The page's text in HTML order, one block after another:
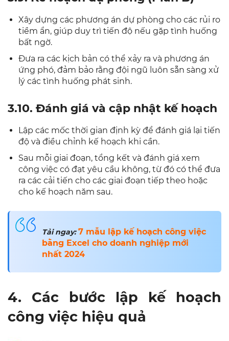
Xây dựng các phương án dự phòng cho các rủi ro
tiềm ẩn, giúp duy trì tiến độ nếu gặp tình huống
bất ngờ.
Đưa ra các kịch bản có thể xảy ra và phương án
ứng phó, đảm bảo rằng đội ngũ luôn sẵn sàng xử
lý các tình huống phát sinh.
3.10. Đánh giá và cập nhật kế hoạch
Lập các mốc thời gian định kỳ để đánh giá lại tiến
độ và điều chỉnh kế hoạch khi cần.
Sau mỗi giai đoạn, tổng kết và đánh giá xem
công việc có đạt yêu cầu không, từ đó có thể đưa
ra các cải tiến cho các giai đoạn tiếp theo hoặc
cho kế hoạch năm sau.
Tải ngay:7 mẫu lập kế hoạch công việc
bằng Excel cho doanh nghiệp mới
nhất 2024
4. Các bước lập kế hoạch
công việc hiệu quả